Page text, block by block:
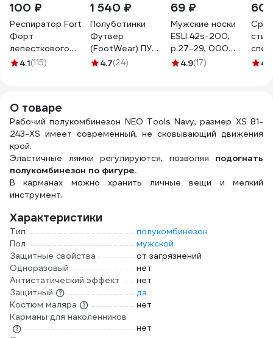
100 ₽
Респиратор Fort
Форт
лепесткового
типа с клапаном
4.1(115)
1 540 ₽
Полуботинки
Футвер
(FootWear) ПУ
размер 42 Сириус
4.7(24)
69 ₽
Мужские носки
ESLI 42s-200,
р.27-29, 000
темно-синий
4.9(17) 4.3
О товаре
Рабочий полукомбинезон NEO Tools Navy, размер XS 81-
243-XS имеет современный, не сковывающий движения
крой.
Эластичные лямки регулируются, позволяя подогнать
полукомбинезон по фигуре.
В карманах можно хранить личные вещи и мелкий
инструмент.
Характеристики
Тип
полукомбинезон
Пол
мужской
Защитные свойства
от загрязнений
Одноразовый
нет
Антистатический эффект
нет
Защитный
да
Костюм маляра
нет
Карманы для наколенников
нет